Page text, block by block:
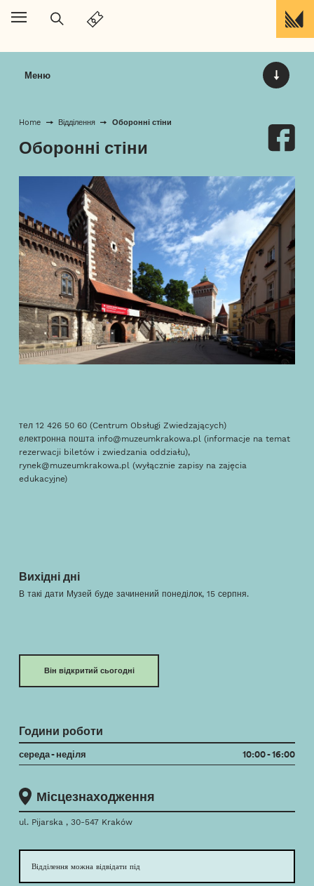
Перейти до вмісту
Меню
Home Відділення Оборонні стіни
Оборонні стіни
тел 12 426 50 60 (Centrum Obsługi Zwiedzających)
електронна пошта info@muzeumkrakowa.pl (informacje na temat
rezerwacji biletów i zwiedzania oddziału),
rynek@muzeumkrakowa.pl (wyłącznie zapisy na zajęcia
edukacyjne)
Вихідні дні
В такі дати Музей буде зачинений понеділок, 15 серпня.
Він відкритий сьогодні
Години роботи
середа - неділя 10:00 - 16:00
Місцезнаходження
ul. Pijarska , 30-547 Kraków
Відділення можна відвідати під